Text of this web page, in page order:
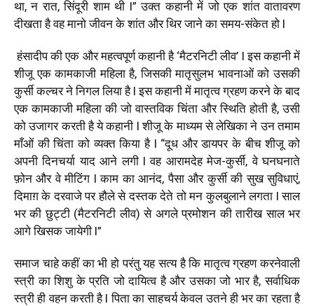
था, न रात, सिंदूरी शाम थी l” उक्त कहानी में जो एक शांत वातावरण
दीखता है वह मानो जीवन के शांत और थिर जाने का समय-संकेत हो l
हंसादीप की एक और महत्वपूर्ण कहानी है ‘मैटरनिटी लीव’ l इस कहानी में
शीजू एक कामकाजी महिला है, जिसकी मातृसुलभ भावनाओं को उसकी
कुर्सी कल्चर ने निगल लिया है l इस कहानी में मातृत्व ग्रहण करने के बाद
एक कामकाजी महिला की जो वास्तविक चिंता और स्थिति होती है, उसी
को उजागर करती है ये कहानी l शीजू के माध्यम से लेखिका ने उन तमाम
माँओं की चिंता को व्यक्त किया है l “दूध और डायपर के बीच शीजू को
अपनी दिनचर्या याद आने लगी l वह आरामदेह मेज-कुर्सी, वे घनघनाते
फ़ोन और वे मीटिंग l काम का आनंद, पैसा और कुर्सी की सुख सुविधाएं,
दिमाग़ के दरवाजे पर हौले से दस्तक देते तो मन कुलबुलाने लगता l साल
भर की छुट्टी (मैटरनिटी लीव) से अगले प्रमोशन की तारीख साल भर
आगे खिसक जायेगी l”
समाज चाहे कहीं का भी हो परंतु यह सत्य है कि मातृत्व ग्रहण करनेवाली
स्त्री का शिशु के प्रति जो दायित्व है और उसका जो भार है, सर्वाधिक
स्त्री ही वहन करती है l पिता का साहचर्य केवल उतने ही भर का रहता है